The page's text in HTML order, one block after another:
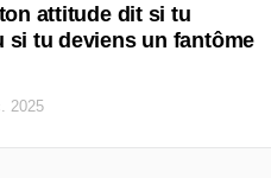
attitude dit si tu
tu deviens un fantôme
2025